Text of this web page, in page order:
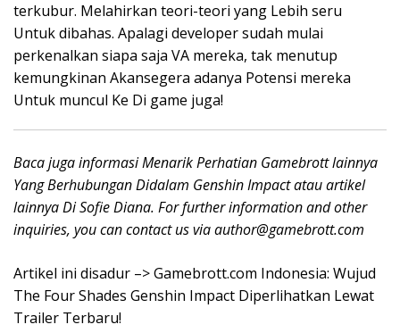
terkubur. Melahirkan teori-teori yang Lebih seru
Untuk dibahas. Apalagi developer sudah mulai
perkenalkan siapa saja VA mereka, tak menutup
kemungkinan Akansegera adanya Potensi mereka
Untuk muncul Ke Di game juga!
Baca juga informasi Menarik Perhatian Gamebrott lainnya
Yang Berhubungan Didalam Genshin Impact atau artikel
lainnya Di Sofie Diana. For further information and other
inquiries, you can contact us viaauthor@gamebrott.com
Artikel ini disadur –> Gamebrott.com Indonesia: Wujud
The Four Shades Genshin Impact Diperlihatkan Lewat
Trailer Terbaru!